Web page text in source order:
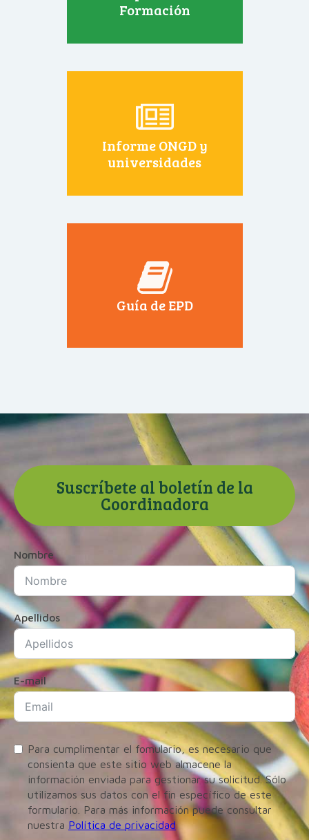
Formación
Informe ONGD y
universidades
Guía de EPD
Suscríbete al boletín de la
Coordinadora
Nombre
Apellidos
E-mail
Para cumplimentar el fomulario, es necesario que
consienta que este sitio web almacene la
información enviada para gestionar su solicitud. Sólo
utilizamos sus datos con el fin específico de este
formulario. Para más información puede consultar
nuestra Política de privacidad